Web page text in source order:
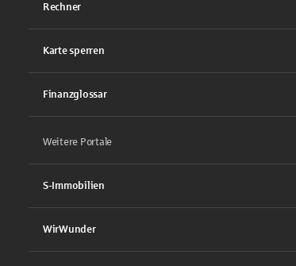
Rechner
Karte sperren
Finanzglossar
Weitere Portale
S-Immobilien
WirWunder